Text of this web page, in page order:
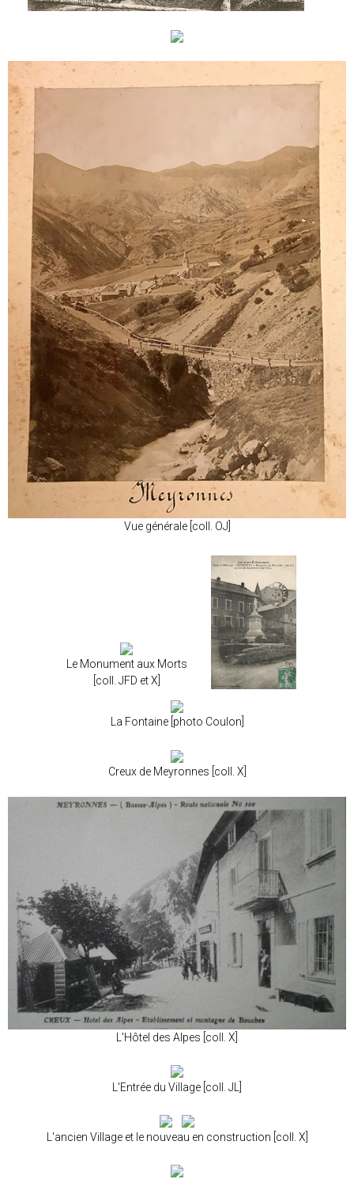
Vue générale [coll. OJ]
Le Monument aux Morts
[coll. JFD et X]
La Fontaine [photo Coulon]
Creux de Meyronnes [coll. X]
L'Hôtel des Alpes [coll. X]
L'Entrée du Village [coll. JL]
L'ancien Village et le nouveau en construction [coll. X]